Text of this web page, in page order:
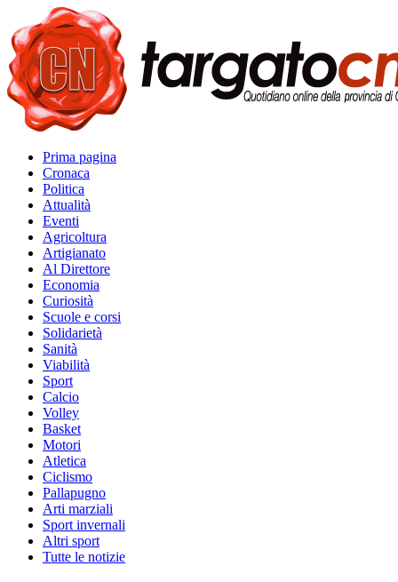
Prima pagina
Cronaca
Politica
Attualità
Eventi
Agricoltura
Artigianato
Al Direttore
Economia
Curiosità
Scuole e corsi
Solidarietà
Sanità
Viabilità
Sport
Calcio
Volley
Basket
Motori
Atletica
Ciclismo
Pallapugno
Arti marziali
Sport invernali
Altri sport
Tutte le notizie